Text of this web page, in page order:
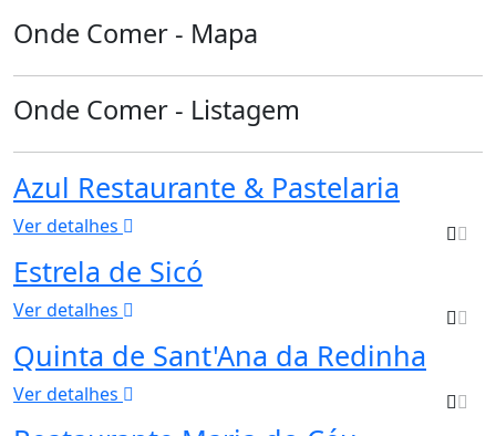
Onde Comer - Mapa
Onde Comer - Listagem
Azul Restaurante & Pastelaria
Ver detalhes
Estrela de Sicó
Ver detalhes
Quinta de Sant'Ana da Redinha
Ver detalhes